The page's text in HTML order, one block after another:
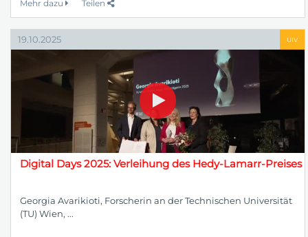
Mehr dazu Teilen
19.10.2025 UIV
Digital Days 2025: Verleihung des Hedy-Lamarr-Preises
Georgia Avarikioti, Forscherin an der Technischen Universität
(TU) Wien, ...